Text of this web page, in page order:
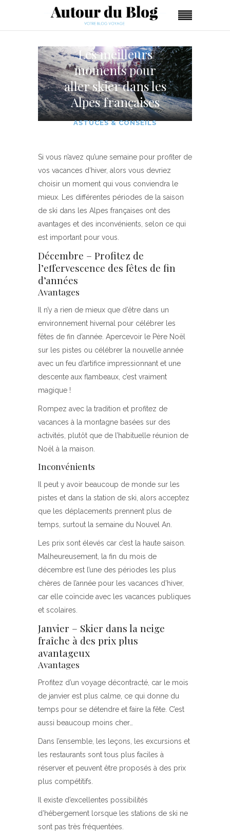
Les meilleurs
moments pour
aller skier dans les
Alpes françaises
ASTUCES & CONSEILS
Si vous n’avez qu’une semaine pour profiter de
vos vacances d’hiver, alors vous devriez
choisir un moment qui vous conviendra le
mieux. Les différentes périodes de la saison
de ski dans les Alpes françaises ont des
avantages et des inconvénients, selon ce qui
est important pour vous.
Décembre – Profitez de
l’effervescence des fêtes de fin
d’années
Avantages
Il n’y a rien de mieux que d’être dans un
environnement hivernal pour célébrer les
fêtes de fin d’année. Apercevoir le Père Noël
sur les pistes ou célébrer la nouvelle année
avec un feu d’artifice impressionnant et une
descente aux flambeaux, c’est vraiment
magique !
Rompez avec la tradition et profitez de
vacances à la montagne basées sur des
activités, plutôt que de l’habituelle réunion de
Noël à la maison.
Inconvénients
Il peut y avoir beaucoup de monde sur les
pistes et dans la station de ski, alors acceptez
que les déplacements prennent plus de
temps, surtout la semaine du Nouvel An.
Les prix sont élevés car c’est la haute saison.
Malheureusement, la fin du mois de
décembre est l’une des périodes les plus
chères de l’année pour les vacances d’hiver,
car elle coïncide avec les vacances publiques
et scolaires.
Janvier – Skier dans la neige
fraîche à des prix plus
avantageux
Avantages
Profitez d’un voyage décontracté, car le mois
de janvier est plus calme, ce qui donne du
temps pour se détendre et faire la fête. C’est
aussi beaucoup moins cher…
Dans l’ensemble, les leçons, les excursions et
les restaurants sont tous plus faciles à
réserver et peuvent être proposés à des prix
plus compétitifs.
Il existe d’excellentes possibilités
d’hébergement lorsque les stations de ski ne
sont pas très fréquentées.